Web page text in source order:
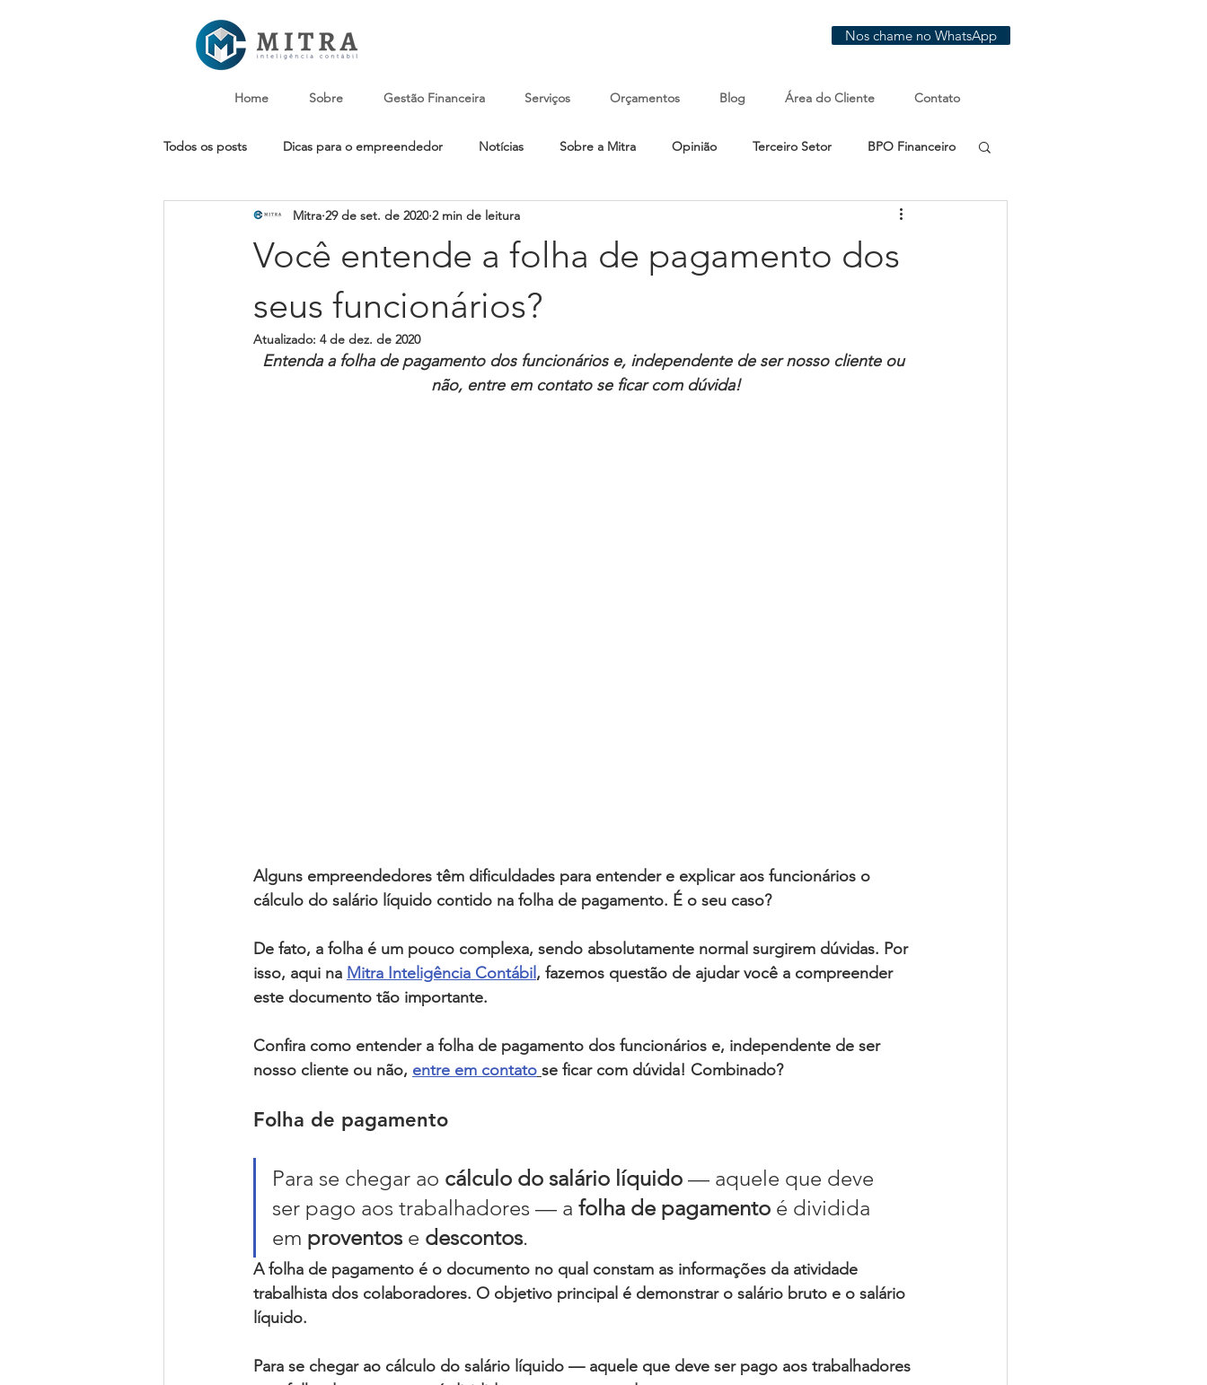
Nos chame no WhatsApp
Home Sobre Gestão Financeira Serviços Orçamentos Blog Área do Cliente Contato
Todos os posts Dicas para o empreendedor Notícias Sobre a Mitra Opinião Terceiro Setor BPO Financeiro
Você entende a folha de pagamento dos
seus funcionários?
Mitra 29 de set. de 2020 2 min de leitura
Atualizado: 4 de dez. de 2020
Entenda a folha de pagamento dos funcionários e, independente de ser nosso cliente ou
não, entre em contato se ficar com dúvida!
Alguns empreendedores têm dificuldades para entender e explicar aos funcionários o
cálculo do salário líquido contido na folha de pagamento. É o seu caso?
De fato, a folha é um pouco complexa, sendo absolutamente normal surgirem dúvidas. Por
isso, aqui na Mitra Inteligência Contábil , fazemos questão de ajudar você a compreender
este documento tão importante.
Confira como entender a folha de pagamento dos funcionários e, independente de ser
nosso cliente ou não, entre em contato se ficar com dúvida! Combinado?
Folha de pagamento
Para se chegar ao cálculo do salário líquido — aquele que deve
ser pago aos trabalhadores — a folha de pagamento é dividida
em proventos e descontos.
A folha de pagamento é o documento no qual constam as informações da atividade
trabalhista dos colaboradores. O objetivo principal é demonstrar o salário bruto e o salário
líquido.
Para se chegar ao cálculo do salário líquido — aquele que deve ser pago aos trabalhadores